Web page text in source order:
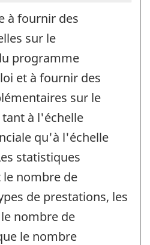
à fournir des
sur le
programme
et à fournir des
sur le
à l'échelle
qu'à l'échelle
statistiques
nombre de
de prestations, les
nombre de
le nombre